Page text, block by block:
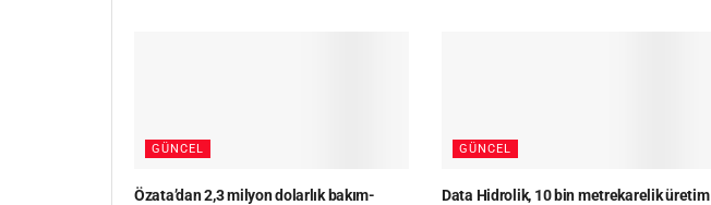
GÜNCEL
Özata’dan 2,3 milyon dolarlık bakım-
GÜNCEL
Data Hidrolik, 10 bin metrekarelik üretim